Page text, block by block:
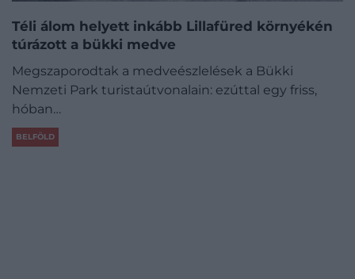
Téli álom helyett inkább Lillafüred környékén
túrázott a bükki medve
Megszaporodtak a medveészlelések a Bükki
Nemzeti Park turistaútvonalain: ezúttal egy friss,
hóban…
BELFÖLD